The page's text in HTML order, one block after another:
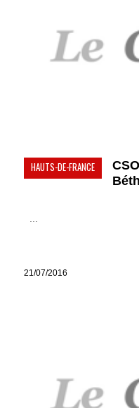
HAUTS-DE-FRANCE
21/07/2016